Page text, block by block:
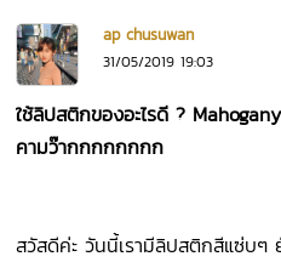
ap chusuwan
31/05/2019 19:03
ใช้ลิปสติกของอะไรดี ?
คามว๊ากกกกกกกก
สวัสดีค่ะ วันนี้เรามีลิปสติกสีแซ่บ